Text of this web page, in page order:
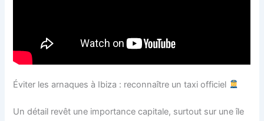
Éviter les arnaques à Ibiza : reconnaître un taxi officiel
Un détail revêt une importance capitale, surtout sur une île